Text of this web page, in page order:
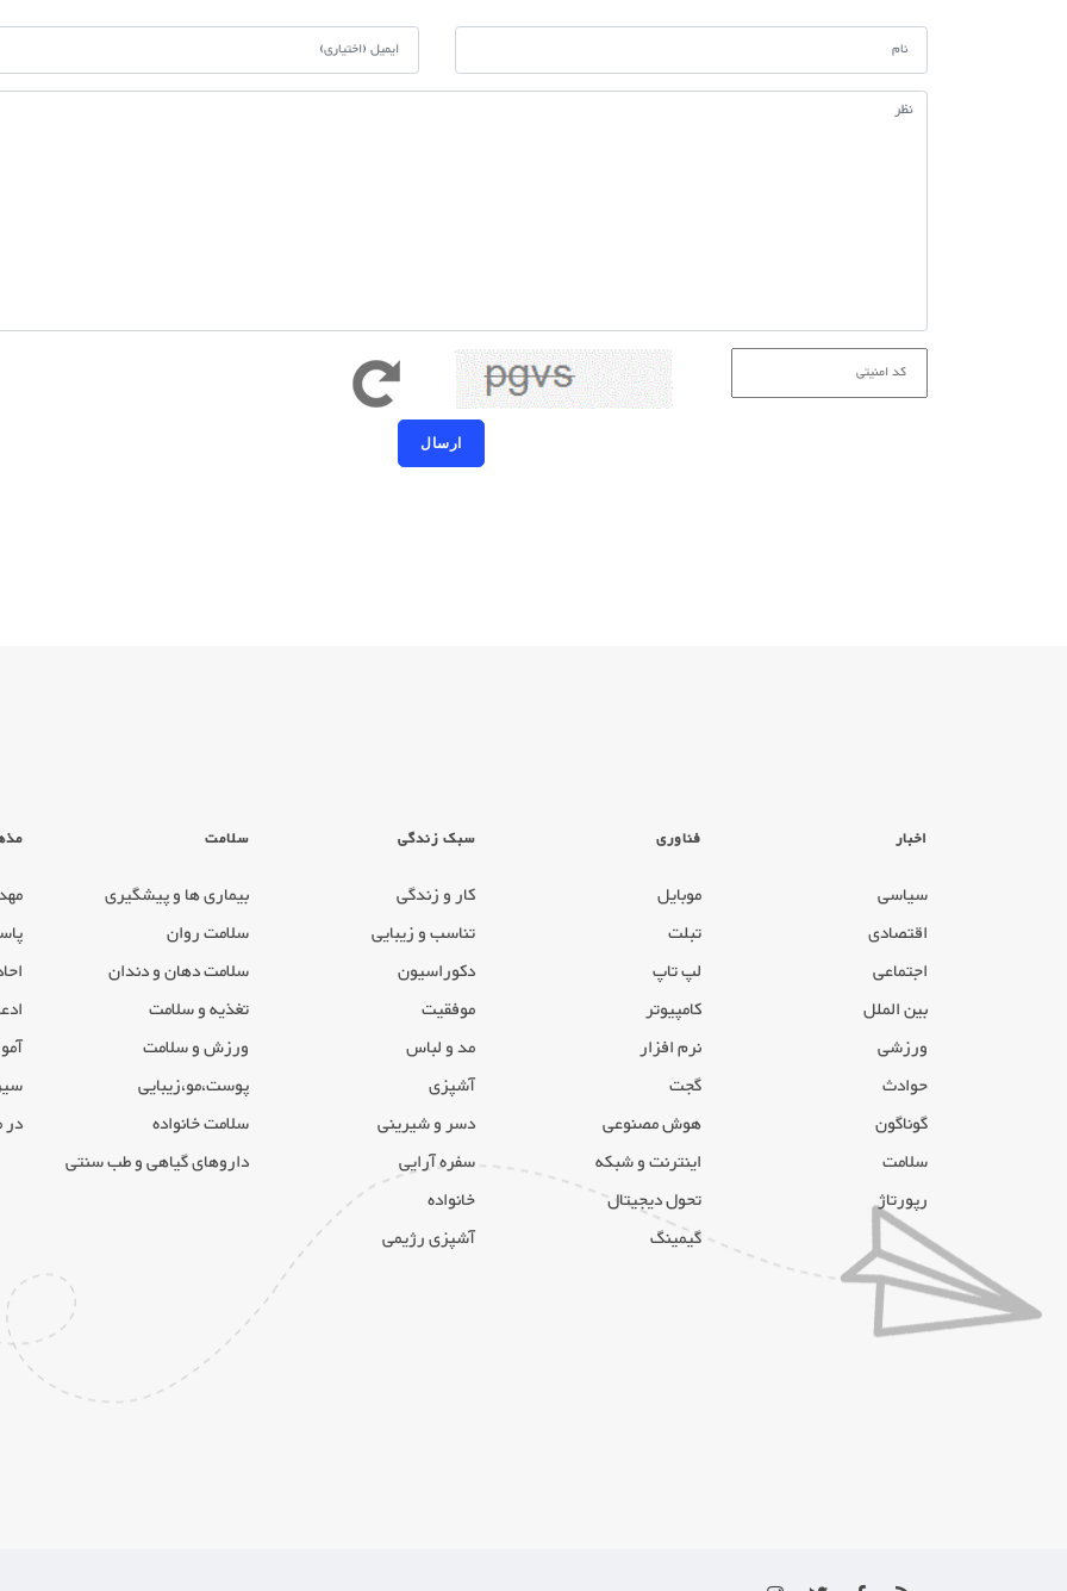
اخبار
سیاسی
اقتصادی
اجتماعی
بین الملل
ورزشی
حوادث
گوناگون
سلامت
رپورتاژ
فناوری
موبایل
تبلت
لپ تاپ
کامپیوتر
نرم افزار
گجت
هوش مصنوعی
اینترنت و شبکه
تحول دیجیتال
گیمینگ
سبک زندگی
کار و زندگی
تناسب و زیبایی
دکوراسیون
موفقیت
مد و لباس
آشپزی
دسر و شیرینی
سفره آرایی
خانواده
آشپزی رژیمی
سلامت
بیماری ها و پیشگیری
سلامت روان
سلامت دهان و دندان
تغذیه و سلامت
ورزش و سلامت
پوست،مو،زیبایی
سلامت خانواده
داروهای گیاهی و طب سنتی